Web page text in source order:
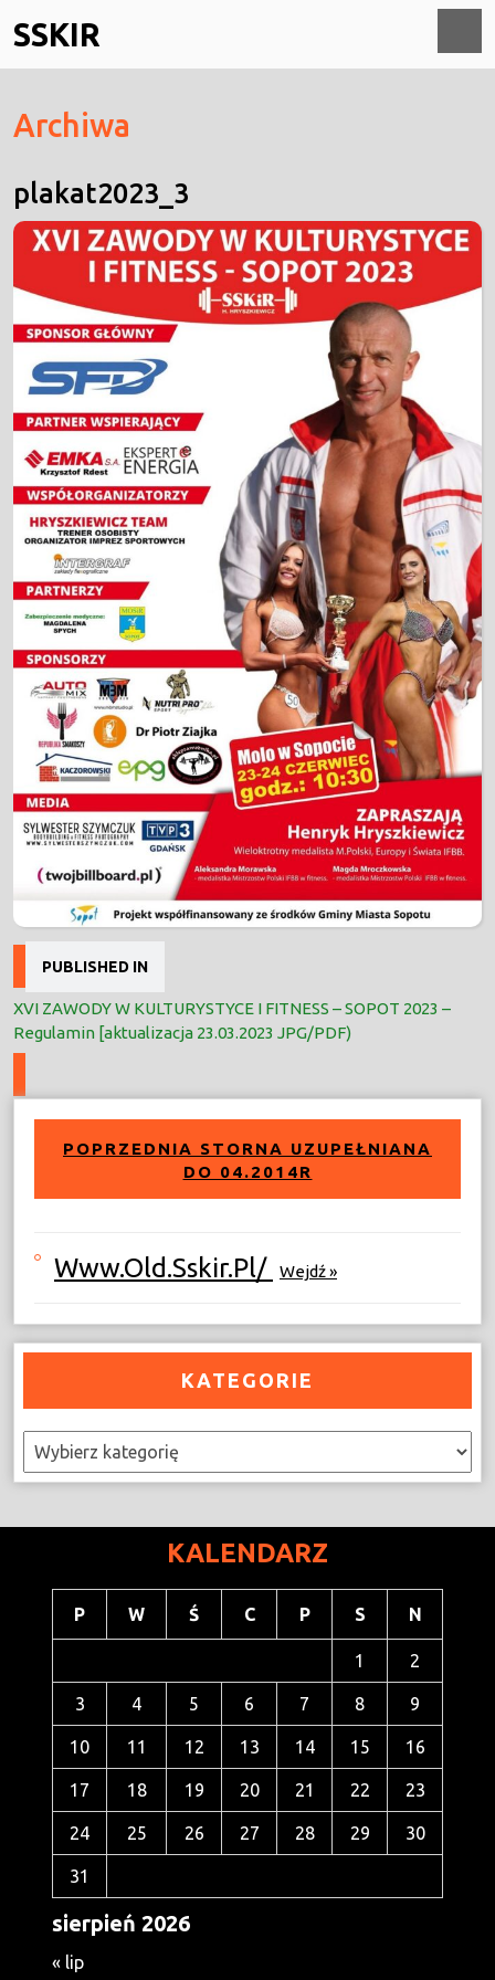
to
content
SSKIR
Archiwa
plakat2023_3
Nawigacja
wpisu
PUBLISHED IN
XVI ZAWODY W KULTURYSTYCE I FITNESS – SOPOT 2023 –
Regulamin [aktualizacja 23.03.2023 JPG/PDF)
POPRZEDNIA STORNA UZUPEŁNIANA
DO 04.2014R
Www.old.sskir.pl/ Wejdź »
KATEGORIE
Kategorie
KALENDARZ
sierpień 2026
P W Ś C P S N
1 2
3 4 5 6 7 8 9
10 11 12 13 14 15 16
17 18 19 20 21 22 23
24 25 26 27 28 29 30
31
« lip